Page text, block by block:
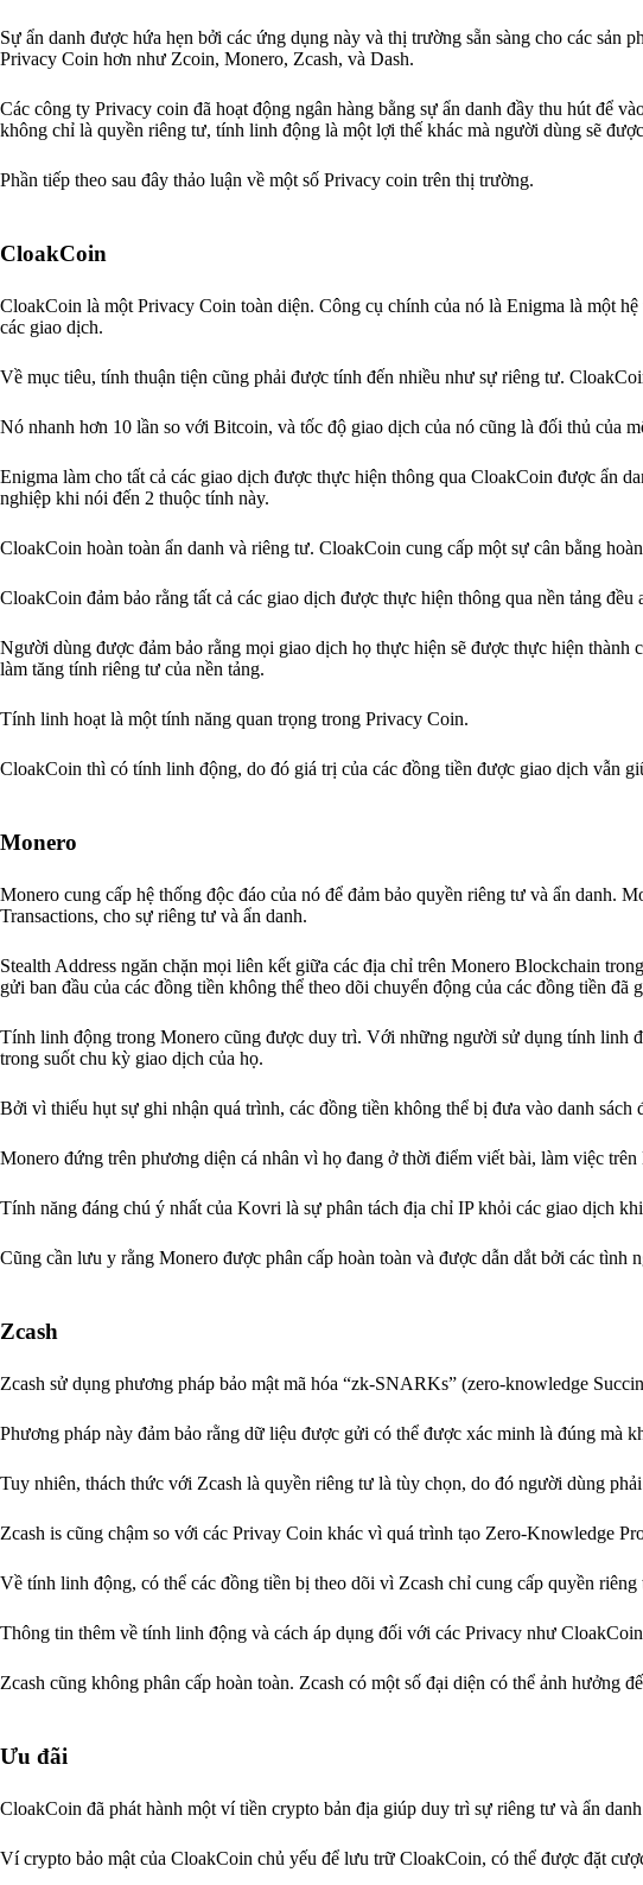
Sự ẩn danh được hứa hẹn bởi các ứng dụng này và thị trường sẵn sàng cho các sản
Privacy Coin hơn như Zcoin, Monero, Zcash, và Dash.
Các công ty Privacy coin đã hoạt động ngân hàng bằng sự ẩn danh đầy thu hút để
không chỉ là quyền riêng tư, tính linh động là một lợi thế khác mà người dùng sẽ
Phần tiếp theo sau đây thảo luận về một số Privacy coin trên thị trường.
CloakCoin
CloakCoin là một Privacy Coin toàn diện. Công cụ chính của nó là Enigma là một
các giao dịch.
Về mục tiêu, tính thuận tiện cũng phải được tính đến nhiều như sự riêng tư.
Nó nhanh hơn 10 lần so với Bitcoin, và tốc độ giao dịch của nó cũng là đối thủ của
Enigma làm cho tất cả các giao dịch được thực hiện thông qua CloakCoin được ẩn
nghiệp khi nói đến 2 thuộc tính này.
CloakCoin hoàn toàn ẩn danh và riêng tư. CloakCoin cung cấp một sự cân bằng
CloakCoin đảm bảo rằng tất cả các giao dịch được thực hiện thông qua nền tảng đều
Người dùng được đảm bảo rằng mọi giao dịch họ thực hiện sẽ được thực hiện
làm tăng tính riêng tư của nền tảng.
Tính linh hoạt là một tính năng quan trọng trong Privacy Coin.
CloakCoin thì có tính linh động, do đó giá trị của các đồng tiền được giao dịch vẫn
Monero
Monero cung cấp hệ thống độc đáo của nó để đảm bảo quyền riêng tư và ẩn danh.
Transactions, cho sự riêng tư và ẩn danh.
Stealth Address ngăn chặn mọi liên kết giữa các địa chỉ trên Monero Blockchain
gửi ban đầu của các đồng tiền không thể theo dõi chuyển động của các đồng tiền đã
Tính linh động trong Monero cũng được duy trì. Với những người sử dụng tính linh
trong suốt chu kỳ giao dịch của họ.
Bởi vì thiếu hụt sự ghi nhận quá trình, các đồng tiền không thể bị đưa vào danh sách
Monero đứng trên phương diện cá nhân vì họ đang ở thời điểm viết bài, làm việc
Tính năng đáng chú ý nhất của Kovri là sự phân tách địa chỉ IP khỏi các giao dịch
Cũng cần lưu y rằng Monero được phân cấp hoàn toàn và được dẫn dắt bởi các tình
Zcash
Zcash sử dụng phương pháp bảo mật mã hóa “zk-SNARKs” (zero-knowledge
Phương pháp này đảm bảo rằng dữ liệu được gửi có thể được xác minh là đúng mà
Tuy nhiên, thách thức với Zcash là quyền riêng tư là tùy chọn, do đó người dùng
Zcash is cũng chậm so với các Privay Coin khác vì quá trình tạo Zero-Knowledge
Về tính linh động, có thể các đồng tiền bị theo dõi vì Zcash chỉ cung cấp quyền riêng
Thông tin thêm về tính linh động và cách áp dụng đối với các Privacy như
Zcash cũng không phân cấp hoàn toàn. Zcash có một số đại diện có thể ảnh hưởng
Ưu đãi
CloakCoin đã phát hành một ví tiền crypto bản địa giúp duy trì sự riêng tư và ẩn
Ví crypto bảo mật của CloakCoin chủ yếu để lưu trữ CloakCoin, có thể được đặt